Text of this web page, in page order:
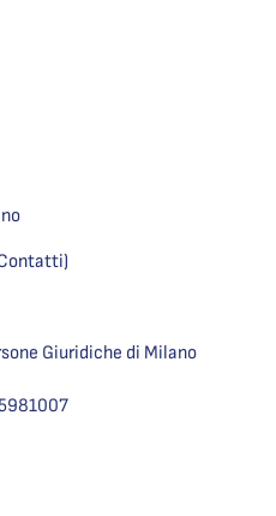
Giuridiche di Milano